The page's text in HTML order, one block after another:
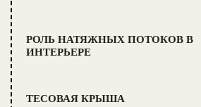
РОЛЬ НАТЯЖНЫХ ПОТОКОВ В
ИНТЕРЬЕРЕ
ТЕСОВАЯ КРЫША